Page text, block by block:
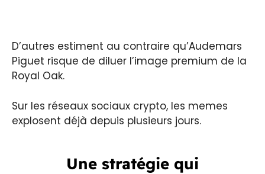
D’autres estiment au contraire qu’Audemars
Piguet risque de diluer l’image premium de la
Royal Oak.
Sur les réseaux sociaux crypto, les memes
explosent déjà depuis plusieurs jours.
Une stratégie qui